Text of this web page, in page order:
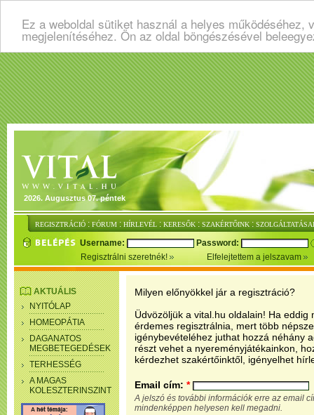
Ez a weboldal sütiket használ a helyes
megjelenítéséhez. Ön az oldal böngészésével
2026. Augusztus 07. péntek
REGISZTRÁCIÓ : FÓRUM : HÍRLEVÉL : KERESŐK : SZAKÉRTŐINK :
Username:
Password:
Regisztrálni szeretnék!
Elfelejtettem a jelszavam
AKTUÁLIS
NYITÓLAP
HOMEOPÁTIA
DAGANATOS
MEGBETEGEDÉSEK
TERHESSÉG
A MAGAS
KOLESZTERINSZINT
Milyen előnyökkel jár a regisztráció?
Üdvözöljük a vital.hu oldalain! Ha eddig
érdemes regisztrálnia, mert több
igénybevételéhez juthat hozzá néhány
részt vehet a nyereményjátékainkon,
kérdezhet szakértőinktől, igényelhet
Email cím: *
A jelszó és további információk erre az email
mindenképpen helyesen kell megadni.